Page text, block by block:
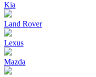
Kia
Land Rover
Lexus
Mazda